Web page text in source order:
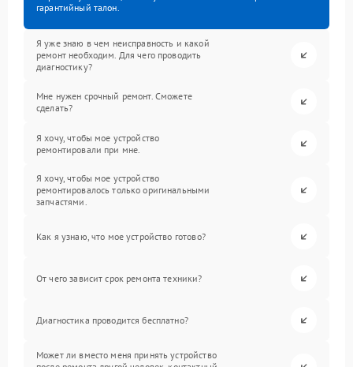
гарантийный талон.
Я уже знаю в чем неисправность и какой
ремонт необходим. Для чего проводить
диагностику?
Мне нужен срочный ремонт. Сможете
сделать?
Я хочу, чтобы мое устройство
ремонтировали при мне.
Я хочу, чтобы мое устройство
ремонтировалось только оригинальными
запчастями.
Как я узнаю, что мое устройство готово?
От чего зависит срок ремонта техники?
Диагностика проводится бесплатно?
Может ли вместо меня принять устройство